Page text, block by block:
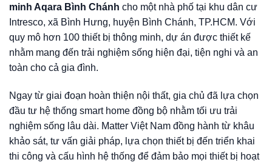
minh Aqara Bình Chánh cho một nhà phố tại khu dân cư
Intresco, xã Bình Hưng, huyện Bình Chánh, TP.HCM. Với
quy mô hơn 100 thiết bị thông minh, dự án được thiết kế
nhằm mang đến trải nghiệm sống hiện đại, tiện nghi và an
toàn cho cả gia đình.
Ngay từ giai đoạn hoàn thiện nội thất, gia chủ đã lựa chọn
đầu tư hệ thống smart home đồng bộ nhằm tối ưu trải
nghiệm sống lâu dài. Matter Việt Nam đồng hành từ khâu
khảo sát, tư vấn giải pháp, lựa chọn thiết bị đến triển khai
thi công và cấu hình hệ thống để đảm bảo mọi thiết bị hoạt